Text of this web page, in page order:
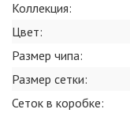
Коллекция:
Цвет:
Размер чипа:
Размер сетки:
Сеток в коробке: